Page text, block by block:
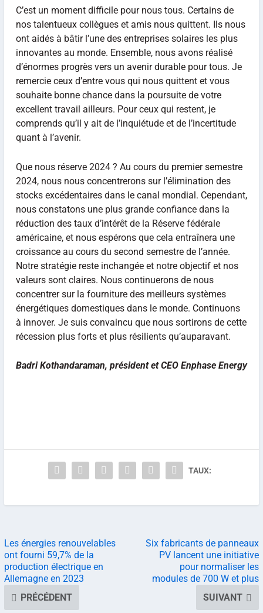
C’est un moment difficile pour nous tous. Certains de
nos talentueux collègues et amis nous quittent. Ils nous
ont aidés à bâtir l’une des entreprises solaires les plus
innovantes au monde. Ensemble, nous avons réalisé
d’énormes progrès vers un avenir durable pour tous. Je
remercie ceux d’entre vous qui nous quittent et vous
souhaite bonne chance dans la poursuite de votre
excellent travail ailleurs. Pour ceux qui restent, je
comprends qu’il y ait de l’inquiétude et de l’incertitude
quant à l’avenir.
Que nous réserve 2024 ? Au cours du premier semestre
2024, nous nous concentrerons sur l’élimination des
stocks excédentaires dans le canal mondial. Cependant,
nous constatons une plus grande confiance dans la
réduction des taux d’intérêt de la Réserve fédérale
américaine, et nous espérons que cela entraînera une
croissance au cours du second semestre de l’année.
Notre stratégie reste inchangée et notre objectif et nos
valeurs sont claires. Nous continuerons de nous
concentrer sur la fourniture des meilleurs systèmes
énergétiques domestiques dans le monde. Continuons
à innover. Je suis convaincu que nous sortirons de cette
récession plus forts et plus résilients qu’auparavant.
Badri Kothandaraman, président et CEO Enphase Energy
TAUX:
Les énergies renouvelables
ont fourni 59,7% de la
production électrique en
Allemagne en 2023
PRÉCÉDENT
Six fabricants de panneaux
PV lancent une initiative
pour normaliser les
modules de 700 W et plus
SUIVANT